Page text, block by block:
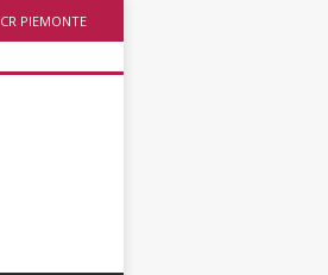
CR PIEMONTE